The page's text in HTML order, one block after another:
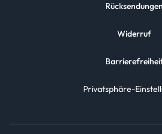
Rücksendungen
Widerruf
Privatsphäre-